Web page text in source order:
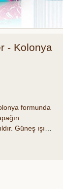
- Kolonya
formunda
Güneş ışığı
Üst